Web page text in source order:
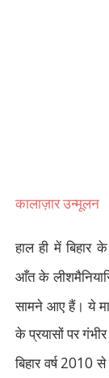
कालाज़ार उन्मूलन
हाल ही में बिहार
आँत के
सामने आए हैं। ये
के प्रयासों पर
बिहार वर्ष 2010 से